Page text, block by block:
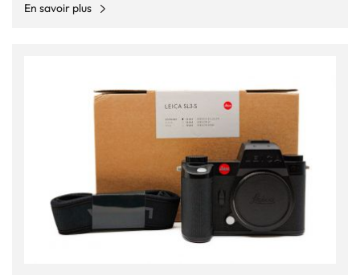
En savoir plus